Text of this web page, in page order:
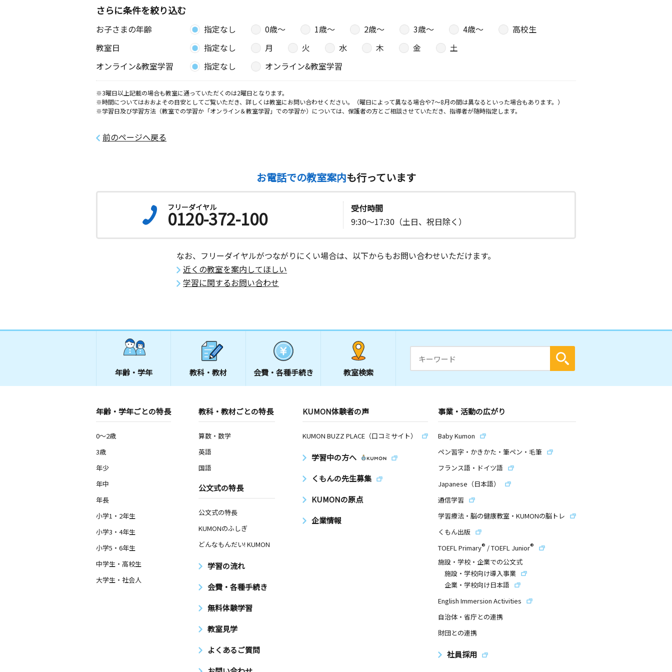
さらに条件を絞り込む
お子さまの年齢 指定なし 0歳〜 1歳〜 2歳〜 3歳〜 4歳〜
高校生
教室日
指定なし 月 火 水 木 金
土
オンライン&教室学習
指定なし オンライン&教室学習
※3曜日以上記載の場合も教室に通っていただくのは2曜日となります。
※時間についてはおおよその目安としてご覧いただき、詳しくは教室にお問い合わせください。（曜日によって異なる場合や7～8月の間は異なるといった場合もあります。）
※学習日及び学習方法（教室での学習か「オンライン＆教室学習」での学習か）については、保護者の方とご相談させていただき、指導者が随時指定します。
前のページへ戻る
お電話での教室案内も行っています
フリーダイヤル
0120-372-100
受付時間
9:30～17:30（土日、祝日除く）
なお、フリーダイヤルがつながりにくい場合は、以下からもお問い合わせいただけます。
近くの教室を案内してほしい
学習に関するお問い合わせ
年齢・学年 教科・教材 会費・ 各種手続き 教室検索
年齢・学年ごとの特長
0～2歳
3歳
年少
年中
年長
小学1・2年生
小学3・4年生
小学5・6年生
中学生・高校生
大学生・社会人
教科・教材ごとの特長
算数・数学
英語
国語
公文式の特長
公文式の特長
KUMONのふしぎ
どんなもんだい! KUMON
学習の流れ
会費・各種手続き
無料体験学習
教室見学
よくあるご質問
KUMON体験者の声
KUMON BUZZ PLACE（口コミサイト）
学習中の方へ
くもんの先生募集
KUMONの原点
企業情報
事業・活動の広がり
Baby Kumon
ペン習字・かきかた・筆ペン・毛筆
フランス語・ドイツ語
Japanese（日本語）
通信学習
学習療法・脳の健康教室・KUMONの脳トレ
くもん出版
TOEFL Primary® /TOEFL Junior®
施設・学校・企業での公文式
施設・学校向け導入事業
企業・学校向け日本語
English Immersion Activities
自治体・省庁との連携
財団との連携
社員採用